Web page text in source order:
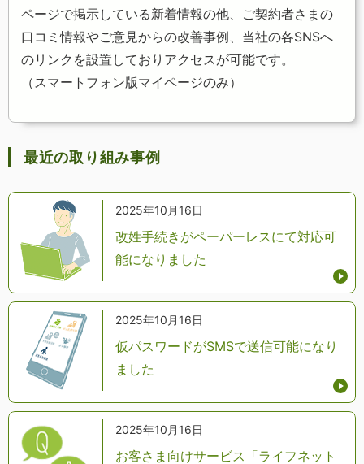
ページで掲示している新着情報の他、ご契約者さまの
口コミ情報やご意見からの改善事例、当社の各SNSへ
のリンクを設置しておりアクセスが可能です。
（スマートフォン版マイページのみ）
最近の取り組み事例
2025年10月16日
改姓手続きがペーパーレスにて対応可
能になりました
2025年10月16日
仮パスワードがSMSで送信可能になり
ました
2025年10月16日
お客さま向けサービス「ライフネット